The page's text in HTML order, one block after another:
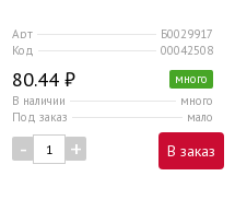
Арт
Б0029917
Код
00042508
80.44 ₽
много
В наличии
много
Под заказ
мало
- + В заказ